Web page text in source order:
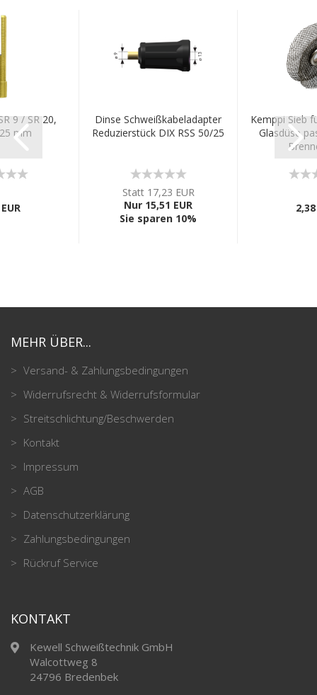
9 / SR 20,
mm
Dinse Schweißkabeladapter
Reduzierstück DIX RSS 50/25
Statt 17,23 EUR
Nur 15,51 EUR
Sie sparen 10%
Kemppi Sieb
Glasdüse
MEHR ÜBER...
Versand- & Zahlungsbedingungen
Widerrufsrecht & Widerrufsformular
Streitschlichtung/Beschwerden
Kontakt
Impressum
AGB
Datenschutzerklärung
Zahlungsbedingungen
Rückruf Service
KONTAKT
Kewell Schweißtechnik GmbH
Walcottweg 8
24796 Bredenbek